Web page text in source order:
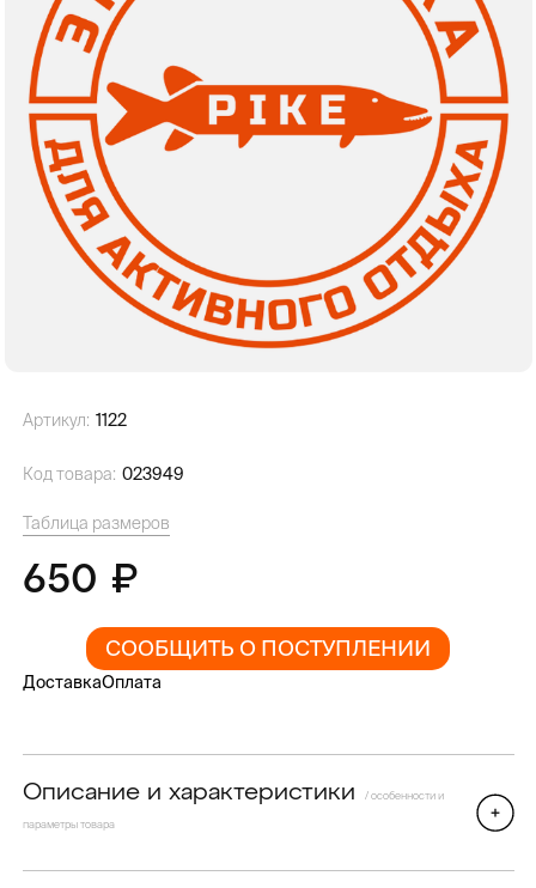
Артикул: 1122
Код товара: 023949
Таблица размеров
650
СООБЩИТЬ О ПОСТУПЛЕНИИ
ДоставкаОплата
Описание и характеристики / особенности и
параметры товара